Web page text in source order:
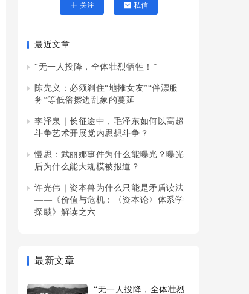
关注 私信
最近文章
“无一人投降，全体壮烈牺牲！”
陈先义：必须刹住“地摊女友”“伴漂服
务”等低俗擦边乱象的蔓延
李泽泉｜长征途中，毛泽东如何以高超
斗争艺术开展党内思想斗争？
慢思：武丽娜事件为什么能曝光？曝光
后为什么能大规模被报道？
许光伟｜资本兽为什么只能是矛盾读法
——《价值与危机：〈资本论〉体系学
探赜》解读之六
最新文章
“无一人投降，全体壮烈